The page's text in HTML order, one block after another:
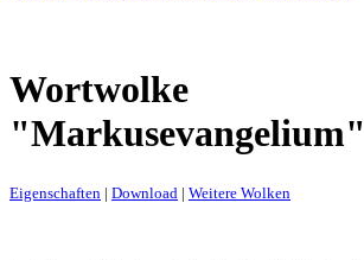
Wortwolke
"Markusevangelium"
Eigenschaften | Download | Weitere Wolken